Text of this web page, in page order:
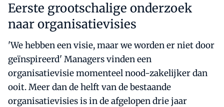
Eerste grootschalige onderzoek
naar organisatievisies
'We hebben een visie, maar we worden er niet door
geïnspireerd' Managers vinden een
organisatievisie momenteel nood-zakelijker dan
ooit. Meer dan de helft van de bestaande
organisatievisies is in de afgelopen drie jaar